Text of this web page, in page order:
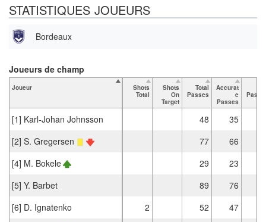
STATISTIQUES JOUEURS
Bordeaux
Joueur
Shots
Total
Shots
On
Target
Total
Passes
Accurat
e
Passes
[1] Karl-Johan Johnsson 48 35
[2] S. Gregersen
77
66
[4] M. Bokele
29
23
[5] Y. Barbet
89
76
[6] D. Ignatenko
2 52 47
Joueurs de champ